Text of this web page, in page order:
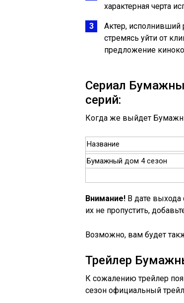
характерная черта
Актер, исполнивший
стремясь уйти от
предложение
Сериал
серий:
Когда же выйдет
Название
Бумажный дом 4 сезон
Внимание! В дате
их не пропустить,
Возможно, вам будет
Трейлер
К сожалению трейлер
сезон официальный